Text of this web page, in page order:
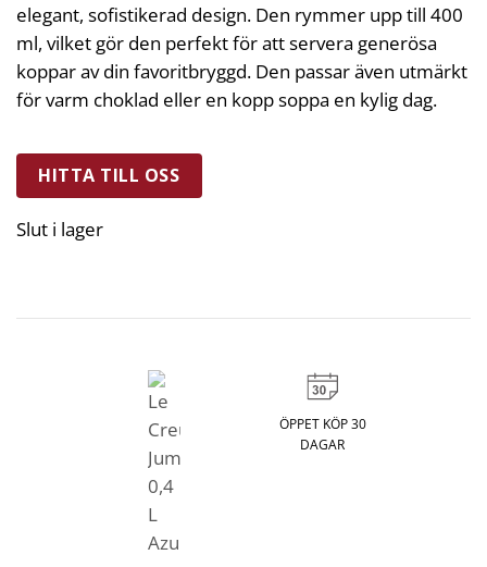
elegant, sofistikerad design. Den rymmer upp till 400
ml, vilket gör den perfekt för att servera generösa
koppar av din favoritbryggd. Den passar även utmärkt
för varm choklad eller en kopp soppa en kylig dag.
HITTA TILL OSS
Slut i lager
ÖPPET KÖP 30
DAGAR